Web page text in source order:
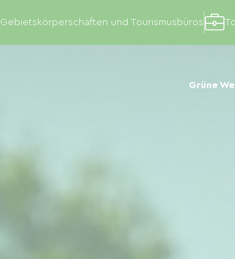
Grüne
Gebietskörperschaften und Tourismusbüros